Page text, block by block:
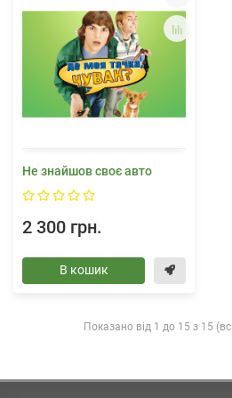
Не знайшов своє авто
2 300 грн.
В кошик
Показано від 1 до 15 з 15